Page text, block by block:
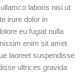
laboris nisi ut
irure dolor in
eu fugiat nulla
enim sit amet
laoreet suspendisse
ultrices gravida